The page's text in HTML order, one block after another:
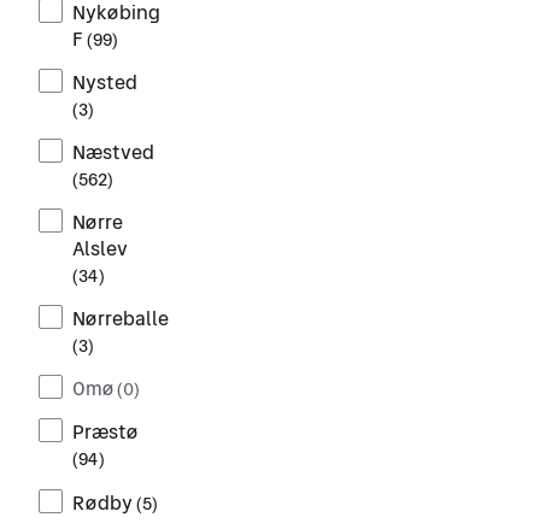
Nykøbing
F (99)
Nysted
(3)
Næstved
(562)
Nørre
Alslev
(34)
Nørreballe
(3)
Omø(0)
Præstø
(94)
Rødby(5)